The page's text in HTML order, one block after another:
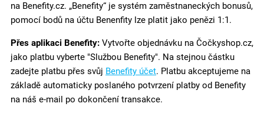
na Benefity.cz. „Benefity“ je systém zaměstnaneckých bonusů,
pomocí bodů na účtu Benenfity lze platit jako penězi 1:1.
Přes aplikaci Benefity: Vytvořte objednávku na Čočkyshop.cz,
jako platbu vyberte "Službou Benefity". Na stejnou částku
zadejte platbu přes svůj Benefity účet. Platbu akceptujeme na
základě automaticky poslaného potvrzení platby od Benefity
na náš e-mail po dokončení transakce.